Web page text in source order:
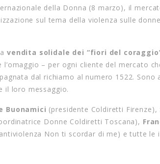
della Donna (8 marzo), il
sul tema della violenza sulle
vendita solidale dei “fiori del
– per ogni cliente del mercato
dal richiamo al numero 1522.
il loro messaggio.
Buonamici (presidente Coldiretti Firenze),
Donne Coldiretti Toscana),
Non ti scordar di me) e tutte le